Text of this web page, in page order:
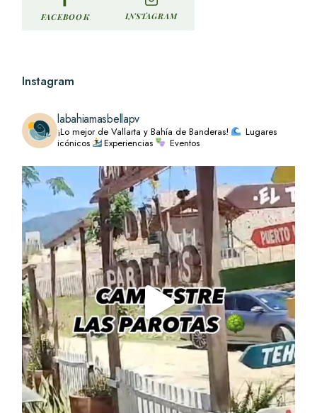
FACEBOOK INSTAGRAM
Instagram
labahiamasbellapv
¡Lo mejor de Vallarta y Bahía de Banderas!
Lugares
icónicos
Experiencias Eventos